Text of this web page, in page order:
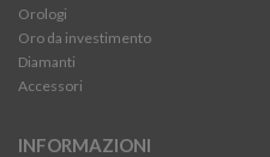
Orologi
Oro da investimento
Diamanti
Accessori
INFORMAZIONI